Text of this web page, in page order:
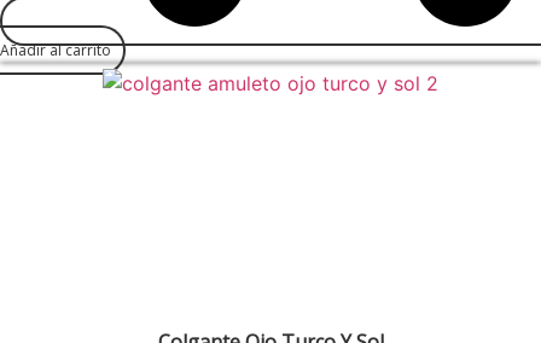
Añadir al carrito